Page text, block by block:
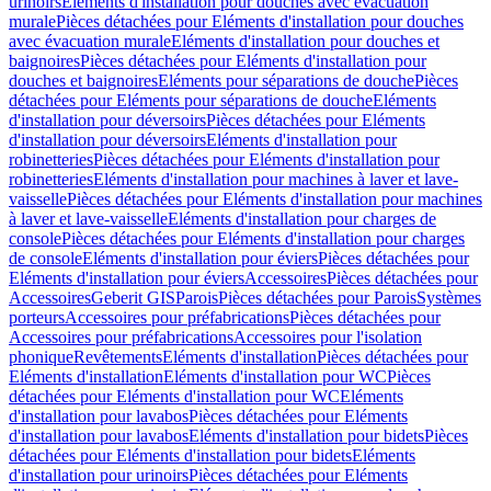
muralePièces détachées pour Eléments d'installation pour douches
avec évacuation muraleEléments d'installation pour douches et
baignoiresPièces détachées pour Eléments d'installation pour
douches et baignoiresEléments pour séparations de douchePièces
détachées pour Eléments pour séparations de doucheEléments
d'installation pour déversoirsPièces détachées pour Eléments
d'installation pour déversoirsEléments d'installation pour
robinetteriesPièces détachées pour Eléments d'installation pour
robinetteriesEléments d'installation pour machines à laver et lave-
vaissellePièces détachées pour Eléments d'installation pour machines
à laver et lave-vaisselleEléments d'installation pour charges de
consolePièces détachées pour Eléments d'installation pour charges
de consoleEléments d'installation pour éviersPièces détachées pour
Eléments d'installation pour éviersAccessoiresPièces détachées pour
AccessoiresGeberit GISParoisPièces détachées pour ParoisSystèmes
porteursAccessoires pour préfabricationsPièces détachées pour
Accessoires pour préfabricationsAccessoires pour l'isolation
phoniqueRevêtementsEléments d'installationPièces détachées pour
Eléments d'installationEléments d'installation pour WCPièces
détachées pour Eléments d'installation pour WCEléments
d'installation pour lavabosPièces détachées pour Eléments
d'installation pour lavabosEléments d'installation pour bidetsPièces
détachées pour Eléments d'installation pour bidetsEléments
d'installation pour urinoirsPièces détachées pour Eléments